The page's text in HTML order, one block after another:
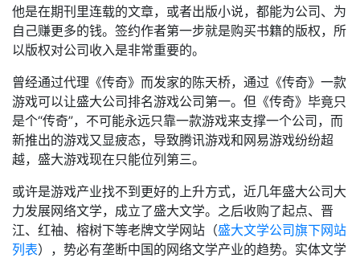
他是在期刊里连载的文章，或者出版小说，都能为公司、为
自己赚更多的钱。签约作者第一步就是购买书籍的版权，所
以版权对公司收入是非常重要的。
曾经通过代理《传奇》而发家的陈天桥，通过《传奇》一款
游戏可以让盛大公司排名游戏公司第一。但《传奇》毕竟只
是个“传奇”，不可能永远只靠一款游戏来支撑一个公司，而
新推出的游戏又显疲态，导致腾讯游戏和网易游戏纷纷超
越，盛大游戏现在只能位列第三。
或许是游戏产业找不到更好的上升方式，近几年盛大公司大
力发展网络文学，成立了盛大文学。之后收购了起点、晋
江、红袖、榕树下等老牌文学网站（盛大文学公司旗下网站
列表），势必有垄断中国的网络文学产业的趋势。实体文学